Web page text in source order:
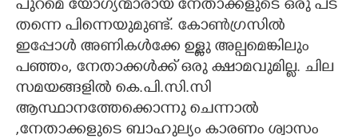
പുറമെ യോഗ്യന്മാരായ നേതാക്കളുടെ ഒരു പട
തന്നെ പിന്നെയുമുണ്ട്. കോൺഗ്രസിൽ
ഇപ്പോൾ അണികൾക്കേ ഉള്ളു അല്പമെങ്കിലും
പഞ്ഞം, നേതാക്കൾക്ക് ഒരു ക്ഷാമവുമില്ല. ചില
സമയങ്ങളിൽ കെ.പി.സി.സി
ആസ്ഥാനത്തേക്കൊന്നു ചെന്നാൽ
,നേതാക്കളുടെ ബാഹുല്യം കാരണം ശ്വാസം